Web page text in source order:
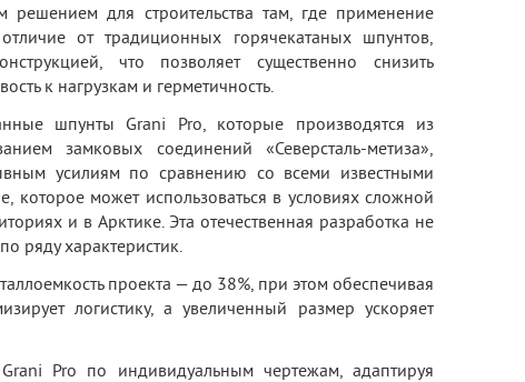
для строительства там, где применение
от традиционных горячекатаных шпунтов,
что позволяет существенно снизить
к нагрузкам и герметичность.
шпунты Grani Pro, которые производятся из
замковых соединений «Северсталь-метиза»,
усилиям по сравнению со всеми известными
может использоваться в условиях сложной
и в Арктике. Эта отечественная разработка не
ряду характеристик.
проекта — до 38%, при этом обеспечивая
логистику, а увеличенный размер ускоряет
Grani Pro по индивидуальным чертежам, адаптируя